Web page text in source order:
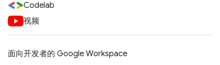
Codelab
视频
面向开发者的 Google Workspace